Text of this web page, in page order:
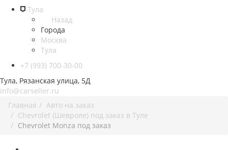
Тула
Назад
Города
Москва
Тула
+7 (993) 700-30-00
Тула, Рязанская улица, 5Д
info@carseller.ru
Главная
Авто на заказ
Chevrolet (Шевроле) под заказ в Туле
Chevrolet Monza под заказ